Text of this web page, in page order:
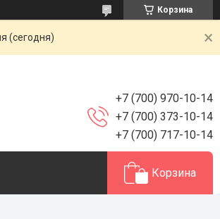
Корзина
(сегодня)
+7 (700) 970-10-14
+7 (700) 373-10-14
+7 (700) 717-10-14
Корзина